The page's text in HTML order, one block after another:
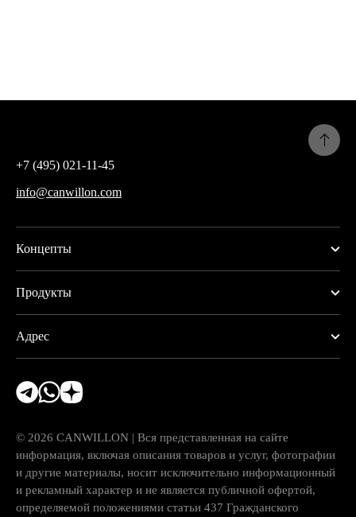
+7 (495) 021-11-45
info@canwillon.com
Концепты
Продукты
Адрес
© 2026 CANWILLON | Вся представленная на сайте
информация, включая описания товаров и услуг, фотографии
и другие материалы, носит исключительно информационный
и рекламный характер и не является публичной офертой,
определяемой положениями статьи 437 Гражданского